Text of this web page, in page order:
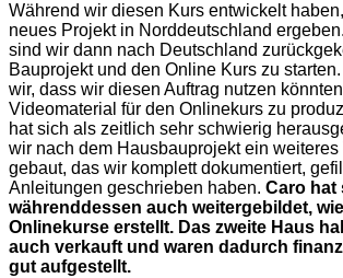
Während wir diesen Kurs entwickelt
neues Projekt in Norddeutschland
sind wir dann nach Deutschland
Bauprojekt und den Online Kurs zu
wir, dass wir diesen Auftrag nutzen
Videomaterial für den Onlinekurs zu
hat sich als zeitlich sehr schwierig
wir nach dem Hausbauprojekt ein
gebaut, das wir komplett dokumentiert,
Anleitungen geschrieben haben. Caro hat
währenddessen auch weitergebildet,
Onlinekurse erstellt. Das zweite Haus
auch verkauft und waren dadurch
gut aufgestellt.